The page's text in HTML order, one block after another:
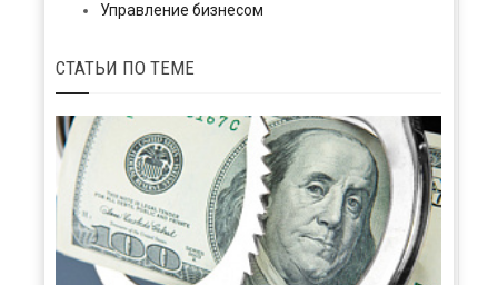
Управление бизнесом
СТАТЬИ ПО ТЕМЕ